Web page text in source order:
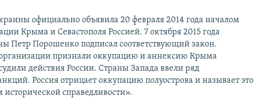
официально объявила 20 февраля 2014 года началом
Крыма и Севастополя Россией. 7 октября 2015 года
Петр Порошенко подписал соответствующий закон.
признали оккупацию и аннексию Крыма
действия России. Страны Запада ввели ряд
Россия отрицает оккупацию полуострова и называет это
исторической справедливости».